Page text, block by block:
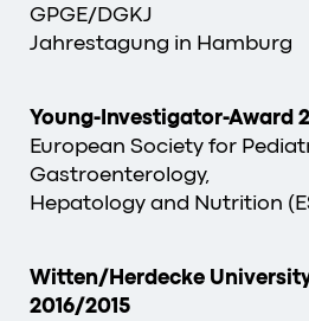
GPGE/DGKJ
Jahrestagung in Hamburg
Young-Investigator-Award
European Society for
Gastroenterology,
Hepatology and Nutrition
Witten/Herdecke
2016/2015